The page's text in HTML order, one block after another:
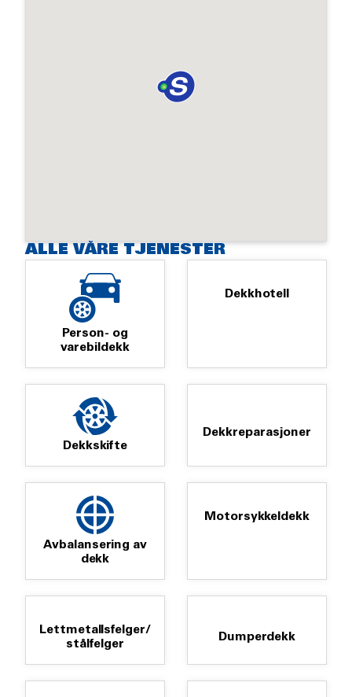
ALLE VÅRE TJENESTER
Person- og
varebildekk
Dekkhotell
Dekkskifte
Dekkreparasjoner
Avbalansering av
dekk
Motorsykkeldekk
Lettmetallsfelger/
stålfelger
Dumperdekk